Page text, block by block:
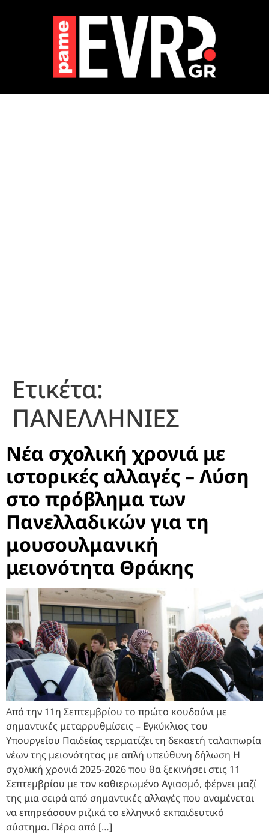
Ετικέτα:
ΠΑΝΕΛΛΗΝΙΕΣ
Νέα σχολική χρονιά με
ιστορικές αλλαγές – Λύση
στο πρόβλημα των
Πανελλαδικών για τη
μουσουλμανική
μειονότητα Θράκης
Από την 11η Σεπτεμβρίου το πρώτο κουδούνι με
σημαντικές μεταρρυθμίσεις – Εγκύκλιος του
Υπουργείου Παιδείας τερματίζει τη δεκαετή ταλαιπωρία
νέων της μειονότητας με απλή υπεύθυνη δήλωση Η
σχολική χρονιά 2025-2026 που θα ξεκινήσει στις 11
Σεπτεμβρίου με τον καθιερωμένο Αγιασμό, φέρνει μαζί
της μια σειρά από σημαντικές αλλαγές που αναμένεται
να επηρεάσουν ριζικά το ελληνικό εκπαιδευτικό
σύστημα. Πέρα από […]